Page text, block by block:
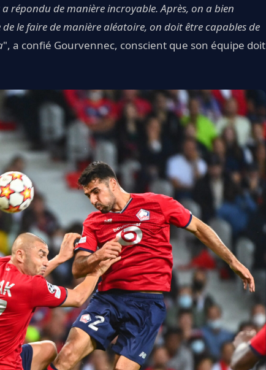
répondu de manière incroyable. Après, on a bien
le faire de manière aléatoire, on doit être capables de
", a confié Gourvennec, conscient que son équipe doit